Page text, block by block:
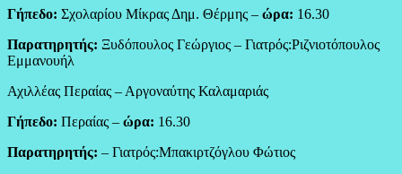
Γήπεδο: Σχολαρίου Μίκρας Δημ. Θέρμης – ώρα: 16.30
Παρατηρητής: Ξυδόπουλος Γεώργιος – Γιατρός:Ριζνιοτόπουλος
Εμμανουήλ
Αχιλλέας Περαίας – Αργοναύτης Καλαμαριάς
Γήπεδο: Περαίας – ώρα: 16.30
Παρατηρητής: – Γιατρός:Μπακιρτζόγλου Φώτιος